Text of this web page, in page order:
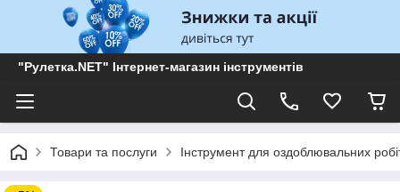
"Рулетка.NET" Інтернет-магазин інструментів
Товари та послуги Інструмент для оздоблювальних